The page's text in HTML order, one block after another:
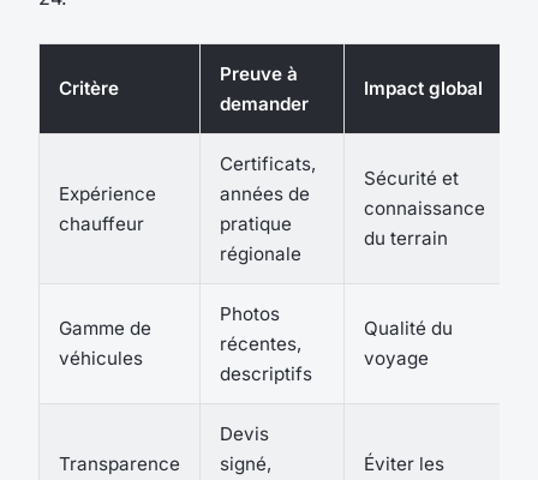
Critère
Preuve à
demander
Impact global
Expérience
chauffeur
Certificats,
années de
pratique
régionale
Sécurité et
connaissance
du terrain
Gamme de
véhicules
Photos
récentes,
descriptifs
Qualité du
voyage
Transparence
Devis
signé,
Éviter les